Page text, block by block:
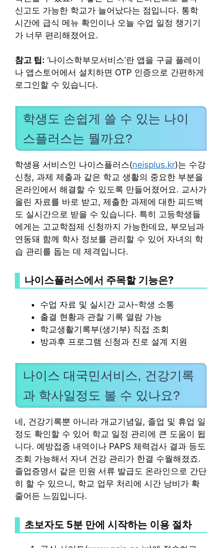
신고도 가능한 학교가 늘어났다는 점입니다. 통학
시간에 급식 메뉴 확인이나 오늘 수업 일정 챙기기
가 너무 편리해졌어요.
참고 팁: ‘나이스학부모서비스’란 앱을 구글 플레이
나 앱스토어에서 설치하면 OTP 인증으로 간편하게
로그인할 수 있습니다.
학생도 손쉽게 쓸 수 있는 나이
스플러스는 뭘까요?
학생용 서비스인 나이스플러스(neisplus.kr)는 수강
신청, 과제 제출과 같은 학교 생활의 중요한 부분을
온라인에서 해결할 수 있도록 만들어졌어요. 교사가
올린 자료를 바로 받고, 제출한 과제에 대한 피드백
도 실시간으로 받을 수 있습니다. 특히 고등학생들
에게는 고교학점제 신청까지 가능한데요, 부모님과
연동돼 함께 학사 정보를 관리할 수 있어 자녀의 학
습 관리를 돕는 데 제격입니다.
나이스플러스에서 주목할 기능은?
수업 자료 및 실시간 교사-학생 소통
출결 현황과 관찰 기록 열람 가능
학교생활기록부(생기부) 직접 조회
방과후 프로그램 신청과 진로 설계 지원
나이스 대국민서비스, 건강기록
과 학사일정도 볼 수 있나요?
네, 건강기록뿐 아니라 개교기념일, 졸업 및 휴업 일
정도 확인할 수 있어 학교 일정 관리에 큰 도움이 됩
니다. 예방접종 내역이나 PAPS 체력검사 결과 등도
조회 가능해서 자녀 건강 관리가 한결 수월해졌죠.
졸업증명서 같은 민원 서류 발급도 온라인으로 간단
히 할 수 있으니, 학교 업무 처리에 시간 낭비가 확
줄어든 느낌입니다.
초보자도 5분 만에 시작하는 이용 절차